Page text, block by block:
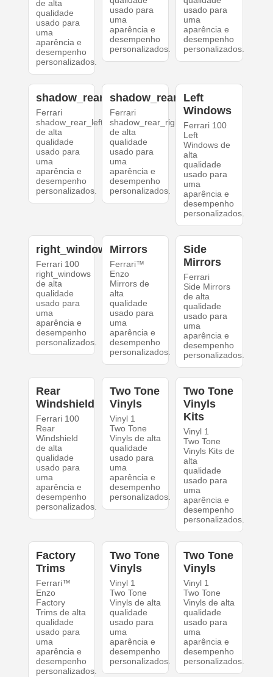
de alta
qualidade
usado para
uma
aparência e
desempenho
personalizados.
usado para
uma
aparência e
desempenho
personalizados.
usado para
uma
aparência e
desempenho
personalizados.
shadow_rear_left
Ferrari
shadow_rear_left
de alta
qualidade
usado para
uma
aparência e
desempenho
personalizados.
shadow_rear_right
Ferrari
shadow_rear_right
de alta
qualidade
usado para
uma
aparência e
desempenho
personalizados.
Left
Windows
Ferrari 100
Left
Windows de
alta
qualidade
usado para
uma
aparência e
desempenho
personalizados.
right_windows
Ferrari 100
right_windows
de alta
qualidade
usado para
uma
aparência e
desempenho
personalizados.
Mirrors
Ferrari™
Enzo
Mirrors de
alta
qualidade
usado para
uma
aparência e
desempenho
personalizados.
Side
Mirrors
Ferrari
Side Mirrors
de alta
qualidade
usado para
uma
aparência e
desempenho
personalizados.
Rear
Windshield
Ferrari 100
Rear
Windshield
de alta
qualidade
usado para
uma
aparência e
desempenho
personalizados.
Two Tone
Vinyls
Vinyl 1
Two Tone
Vinyls de alta
qualidade
usado para
uma
aparência e
desempenho
personalizados.
Two Tone
Vinyls
Kits
Vinyl 1
Two Tone
Vinyls Kits de
alta
qualidade
usado para
uma
aparência e
desempenho
personalizados.
Factory
Trims
Ferrari™
Enzo
Factory
Trims de alta
qualidade
usado para
uma
aparência e
desempenho
personalizados.
Two Tone
Vinyls
Vinyl 1
Two Tone
Vinyls de alta
qualidade
usado para
uma
aparência e
desempenho
personalizados.
Two Tone
Vinyls
Vinyl 1
Two Tone
Vinyls de alta
qualidade
usado para
uma
aparência e
desempenho
personalizados.